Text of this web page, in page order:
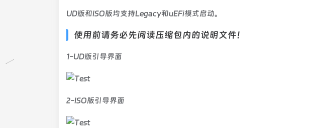
UD版和ISO版均支持Legacy和uEFi模式启动。
使用前请务必先阅读压缩包内的说明文件！
1-UD版引导界面
2-ISO版引导界面